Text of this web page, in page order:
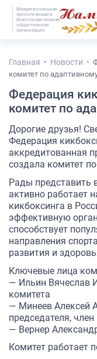
Межрегиональная
экологическая и
благотворительная
общественная
организация
#25536
Главная Новости
комитет по
Федерация
комитет по
Дорогие друзья!
Федерация
аккредитованная
создала комитет
Рады представить
активно работает
кикбоксинга в
эффективную
способствует
направления
развития и
Ключевые лица
— Ильин Вячеслав
комитета
— Минеев Алексей
председателя,
— Вернер
Комитет работает